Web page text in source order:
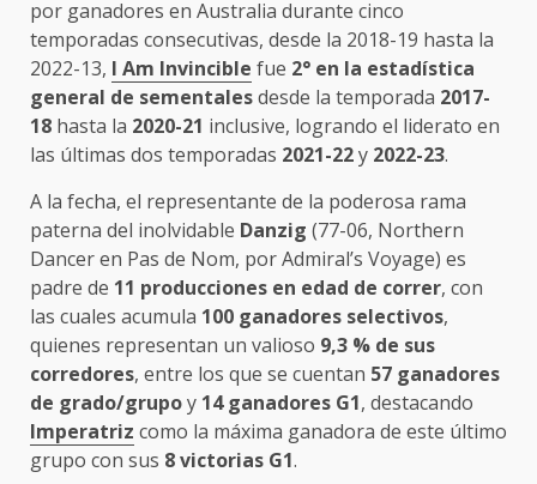
por ganadores en Australia durante cinco
temporadas consecutivas, desde la 2018-19 hasta la
2022-13, I Am Invincible fue 2° en la estadística
general de sementalesdesde la temporada 2017-
18 hasta la 2020-21 inclusive, logrando el liderato en
las últimas dos temporadas 2021-22y 2022-23.
A la fecha, el representante de la poderosa rama
paterna del inolvidable Danzig (77-06, Northern
Dancer en Pas de Nom, por Admiral’s Voyage) es
padre de 11 producciones en edad de correr, con
las cuales acumula 100 ganadores selectivos,
quienes representan un valioso 9,3 % de sus
corredores, entre los que se cuentan 57 ganadores
de grado/grupoy 14 ganadores G1, destacando
Imperatriz como la máxima ganadora de este último
grupo con sus 8victorias G1.